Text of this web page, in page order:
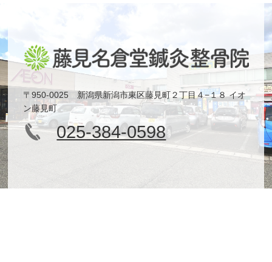
〒950-0025 新潟県新潟市東区藤見町２丁目４−１８ イオ
ン藤見町
025-384-0598